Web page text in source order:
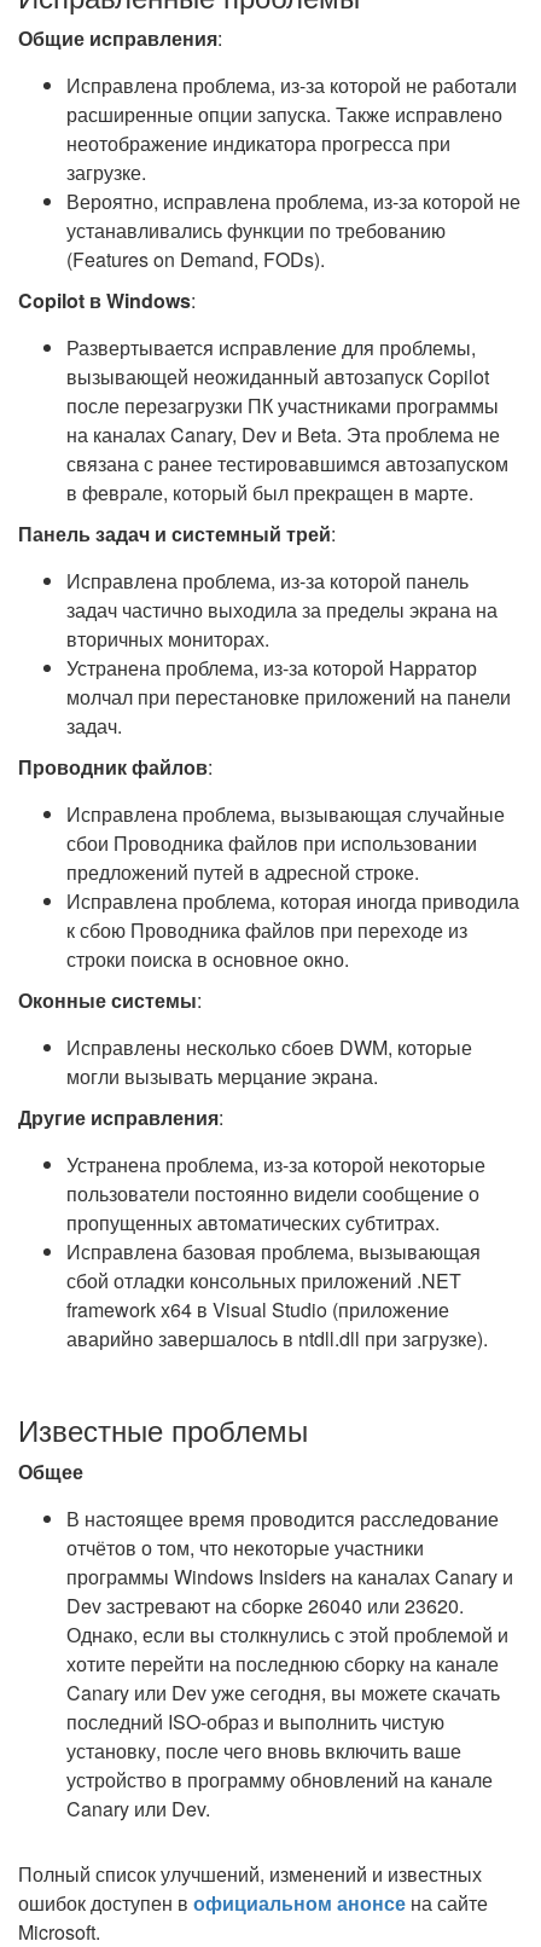
Общие исправления:
Исправлена проблема, из-за которой не работали
расширенные опции запуска. Также исправлено
неотображение индикатора прогресса при
загрузке.
Вероятно, исправлена проблема, из-за которой не
устанавливались функции по требованию
(Features on Demand, FODs).
Copilot в Windows:
Развертывается исправление для проблемы,
вызывающей неожиданный автозапуск Copilot
после перезагрузки ПК участниками программы
на каналах Canary, Dev и Beta. Эта проблема не
связана с ранее тестировавшимся автозапуском
в феврале, который был прекращен в марте.
Панель задач и системный трей:
Исправлена проблема, из-за которой панель
задач частично выходила за пределы экрана на
вторичных мониторах.
Устранена проблема, из-за которой Нарратор
молчал при перестановке приложений на панели
задач.
Проводник файлов:
Исправлена проблема, вызывающая случайные
сбои Проводника файлов при использовании
предложений путей в адресной строке.
Исправлена проблема, которая иногда приводила
к сбою Проводника файлов при переходе из
строки поиска в основное окно.
Оконные системы:
Исправлены несколько сбоев DWM, которые
могли вызывать мерцание экрана.
Другие исправления:
Устранена проблема, из-за которой некоторые
пользователи постоянно видели сообщение о
пропущенных автоматических субтитрах.
Исправлена базовая проблема, вызывающая
сбой отладки консольных приложений .NET
framework x64 в Visual Studio (приложение
аварийно завершалось в ntdll.dll при загрузке).
Известные проблемы
Общее
В настоящее время проводится расследование
отчётов о том, что некоторые участники
программы Windows Insiders на каналах Canary и
Dev застревают на сборке 26040 или 23620.
Однако, если вы столкнулись с этой проблемой и
хотите перейти на последнюю сборку на канале
Canary или Dev уже сегодня, вы можете скачать
последний ISO-образ и выполнить чистую
установку, после чего вновь включить ваше
устройство в программу обновлений на канале
Canary или Dev.
Полный список улучшений, изменений и известных
ошибок доступен в официальном анонсе на сайте
Microsoft.